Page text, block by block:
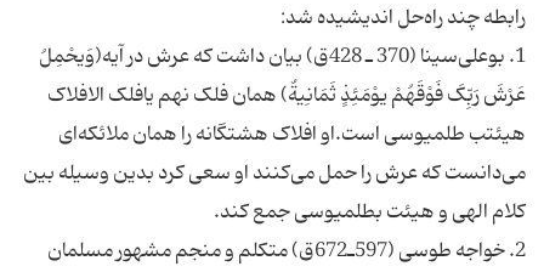
رابطه چند راه‌حل اندیشیده شد:
1. بوعلی‌سینا (370 ـ 428ق) بیان داشت که عرش در آیه(وَیحْمِلُ
عَرْشَ رَبِّکَ فَوْقَهُمْ یوْمَئِذٍ ثَمَانِیةٌ) همان فلک نهم یافلک الافلاک
هیئتب طلمیوسی است.او افلاک هشتگانه را همان ملائکه‌ای
می‌دانست که عرش را حمل می‌کنند او سعی کرد بدین وسیله بین
کلام الهی و هیئت بطلمیوسی جمع کند.
2. خواجه طوسی (597ـ672ق) متکلم و منجم مشهور مسلمان